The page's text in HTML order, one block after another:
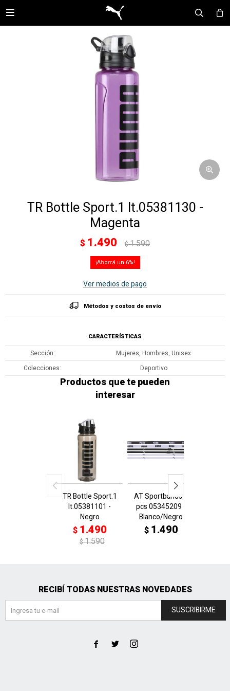

TR Bottle Sport.1 lt.05381130 -
Magenta
$ 1.490 $1.590
6
Ver medios de pago
Métodos y costos de envío
CARACTERÍSTICAS
Sección
Mujeres, Hombres, Unisex
Colecciones
Deportivo
Productos que te pueden
interesar
TR Bottle Sport.1
lt.05381101 -
Negro
$ 1.490
$1.590
AT Sportbands 6
pcs 05345209 -
Blanco/Negro
$ 1.490
RECIBÍ TODAS NUESTRAS NOVEDADES
SUSCRIBIRME
  